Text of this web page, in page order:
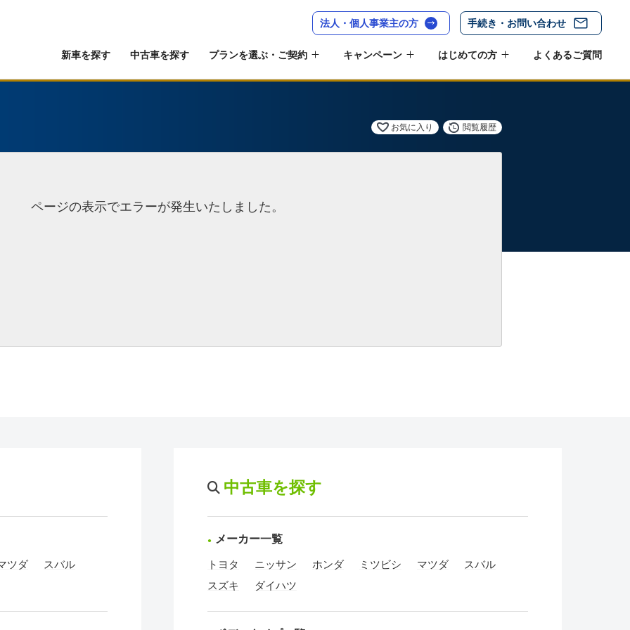
法人・個人事業主の方 手続き・お問い合わせ
新車を探す 中古車を探す プランを選ぶ・ご契約 キャンペーン はじめての方 よくあるご質問
お気に入り 閲覧履歴
ページの表示でエラーが発生いたしました。
ツダ スバル
中古車を探す
メーカー一覧
トヨタ ニッサン ホンダ ミツビシ マツダ
スバル
スズキ
ダイハツ